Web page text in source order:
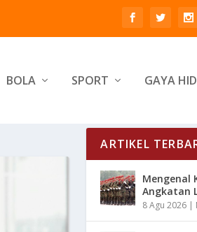
BOLA SPORT GAYA
ARTIKEL
Mengenal
Angkatan
8 Agu 2026 |